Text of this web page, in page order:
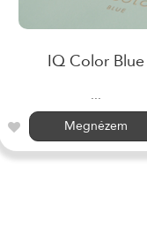
IQ Color Blue
...
Megnézem